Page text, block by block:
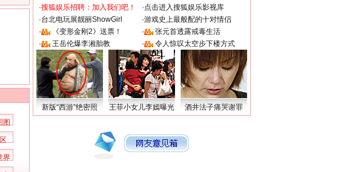
图
界
·搜狐娱乐招聘：加入我们吧！ ·点击进入搜狐娱乐影视库
·台北电玩展靓丽ShowGirl ·游戏史上最般配的十对情侣
·
《变形金刚2》送票！ ·
张元首透露戒毒生活
·
王岳伦爆李湘胎教 · 令人惊叹太空步下楼方式
新版“西游”绝密照 王菲小女儿李嫣曝光 酒井法子痛哭谢罪